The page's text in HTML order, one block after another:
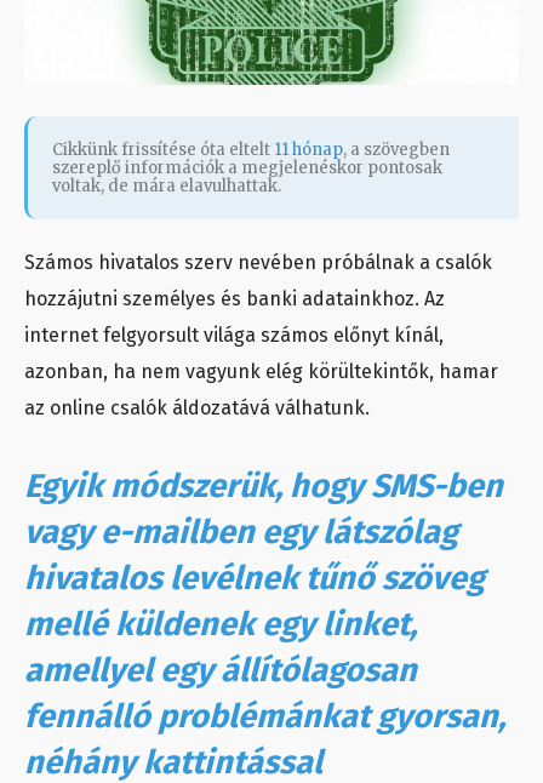
Cikkünk frissítése óta eltelt 11 hónap, a szövegben
szereplő információk a megjelenéskor pontosak
voltak, de mára elavulhattak.
Számos hivatalos szerv nevében próbálnak a csalók
hozzájutni személyes és banki adatainkhoz. Az
internet felgyorsult világa számos előnyt kínál,
azonban, ha nem vagyunk elég körültekintők, hamar
az online csalók áldozatává válhatunk.
Egyik módszerük, hogy SMS-ben
vagy e-mailben egy látszólag
hivatalos levélnek tűnő szöveg
mellé küldenek egy linket,
amellyel egy állítólagosan
fennálló problémánkat gyorsan,
néhány kattintással